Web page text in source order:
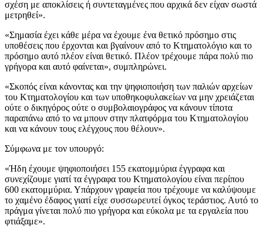
σχέση με αποκλίσεις ή συντεταγμένες που αρχικά δεν είχαν σωστά
μετρηθεί».
«Σημασία έχει κάθε μέρα να έχουμε ένα θετικό πρόσημο στις
υποθέσεις που έρχονται και βγαίνουν από το Κτηματολόγιο και το
πρόσημο αυτό πλέον είναι θετικό. Πλέον τρέχουμε πάρα πολύ πιο
γρήγορα και αυτό φαίνεται», συμπληρώνει.
«Σκοπός είναι κάνοντας και την ψηφιοποιήση των παλιών αρχείων
του Κτηματολογίου και των υποθηκοφυλακείων να μην χρειάζεται
ούτε ο δικηγόρος ούτε ο συμβολαιογράφος να κάνουν τίποτα
παραπάνω από το να μπουν στην πλατφόρμα του Κτηματολογίου
και να κάνουν τους ελέγχους που θέλουν».
Σύμφωνα με τον υπουργό:
«Ήδη έχουμε ψηφιοποιήσει 155 εκατομμύρια έγγραφα και
συνεχίζουμε γιατί τα έγγραφα του Κτηματολογίου είναι περίπου
600 εκατομμύρια. Υπάρχουν γραφεία που τρέχουμε να καλύψουμε
το χαμένο έδαφος γιατί είχε συσσωρευτεί όγκος τεράστιος. Αυτό το
πράγμα γίνεται πολύ πιο γρήγορα και εύκολα με τα εργαλεία που
φτιάξαμε».